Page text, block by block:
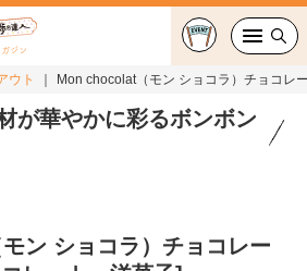
ジン
ウト Mon chocolat（モン ショコラ）チョコレ
が華やかに彩るボンボン
ン ショコラ）チョコレー